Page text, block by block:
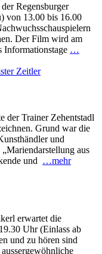
Regensburger
von 13.00 bis 16.00
Der Film wird am
Informationstage …
der Trainer Zehentstadl
Grund war die
und
aus
und …mehr
erwartet die
Uhr (Einlass ab
und zu hören sind